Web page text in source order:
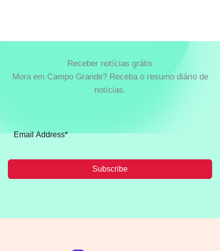
Receber notícias grátis
Mora em Campo Grande? Receba o resumo diário de
notícias.
Subscribe